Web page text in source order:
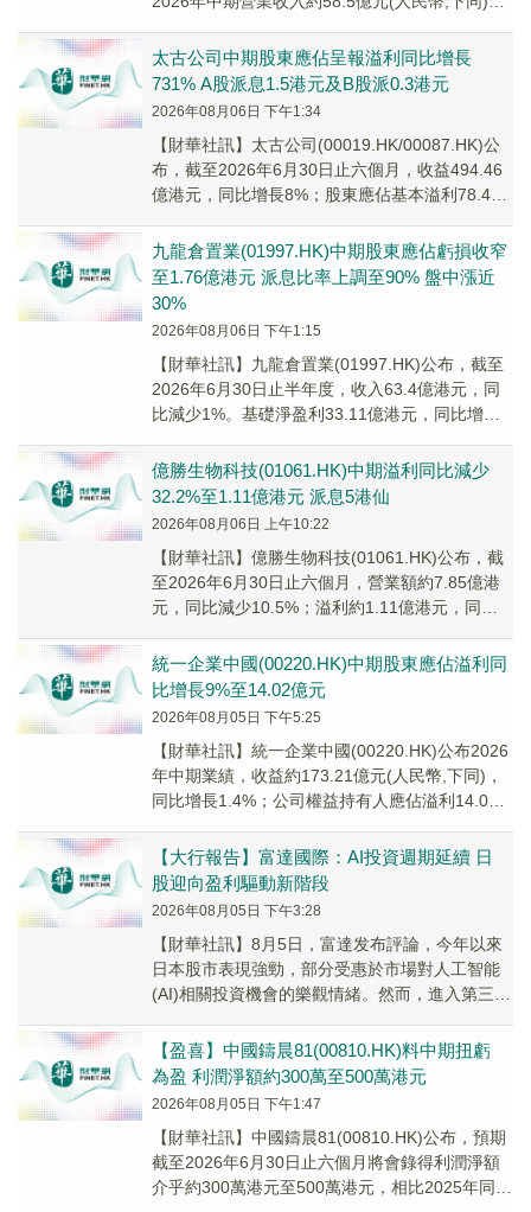
太古公司中期股東應佔呈報溢利同比增長
731% A股派息1.5港元及B股派0.3港元
2026年08月06日 下午1:34
【財華社訊】太古公司(00019.HK/00087.HK)公
布，截至2026年6月30日止六個月，收益494.46
億港元，同比增長8%；股東應佔基本溢利78.43
九龍倉置業(01997.HK)中期股東應佔虧損收窄
至1.76億港元 派息比率上調至90% 盤中漲近
30%
2026年08月06日 下午1:15
【財華社訊】九龍倉置業(01997.HK)公布，截至
2026年6月30日止半年度，收入63.4億港元，同
比減少1%。基礎淨盈利33.11億港元，同比增加
億勝生物科技(01061.HK)中期溢利同比減少
32.2%至1.11億港元 派息5港仙
2026年08月06日 上午10:22
【財華社訊】億勝生物科技(01061.HK)公布，截
至2026年6月30日止六個月，營業額約7.85億港
元，同比減少10.5%；溢利約1.11億港元，同比
統一企業中國(00220.HK)中期股東應佔溢利同
比增長9%至14.02億元
2026年08月05日 下午5:25
【財華社訊】統一企業中國(00220.HK)公布2026
年中期業績，收益約173.21億元(人民幣,下同)，
同比增長1.4%；公司權益持有人應佔溢利14.02
【大行報告】富達國際：AI投資週期延續 日
股迎向盈利驅動新階段
2026年08月05日 下午3:28
【財華社訊】8月5日，富達发布評論，今年以來
日本股市表現強勁，部分受惠於市場對人工智能
(AI)相關投資機會的樂觀情緒。然而，進入第三
動...
【盈喜】中國鑄晨81(00810.HK)料中期扭虧
為盈 利潤淨額約300萬至500萬港元
2026年08月05日 下午1:47
【財華社訊】中國鑄晨81(00810.HK)公布，預期
截至2026年6月30日止六個月將會錄得利潤淨額
介乎約300萬港元至500萬港元，相比2025年同期